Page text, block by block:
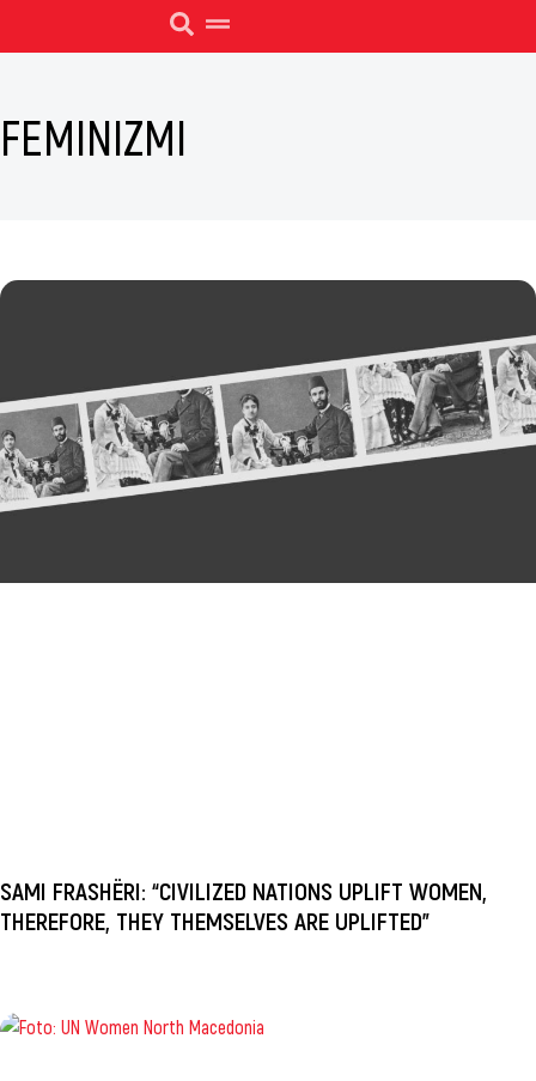
FEMINIZMI
SAMI FRASHËRI: “CIVILIZED NATIONS UPLIFT WOMEN,
THEREFORE, THEY THEMSELVES ARE UPLIFTED”